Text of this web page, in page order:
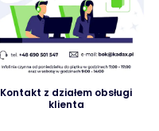
Kontakt z działem obsługi
klienta